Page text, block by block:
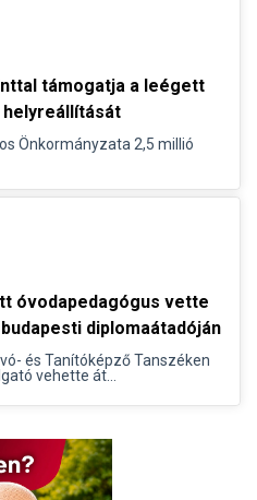
támogatja a leégett
helyreállítását
Önkormányzata 2,5 millió
óvodapedagógus vette
diplomaátadóján
és Tanítóképző Tanszéken
vehette át...